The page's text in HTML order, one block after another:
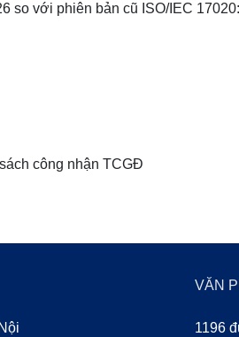
so với phiên bản cũ ISO/IEC
công nhận TCGĐ
VĂN
1196